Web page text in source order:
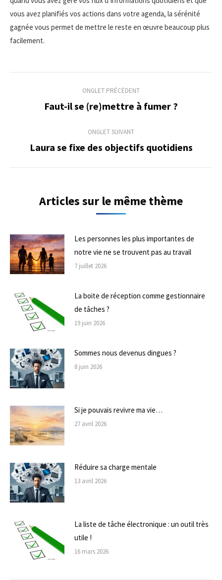
vous avez planifiés vos actions dans votre agenda, la sérénité
gagnée vous permet de mettre le reste en œuvre beaucoup plus
facilement.
commentaire
ONGLET PRÉCÉDENT
Onglet
Faut-il se (re)mettre à fumer ?
ONGLET SUIVANT
Onglet
Laura se fixe des objectifs quotidiens
Articles sur le même thème
Les personnes les plus importantes de
notre vie ne se trouvent pas au travail
7 juillet 2026
La boite de réception comme gestionnaire
de tâches ?
19 juin 2026
Sommes nous devenus dingues ?
8 juin 2026
Si je pouvais revivre ma vie…
27 avril 2026
Réduire sa charge mentale
13 avril 2026
La liste de tâche électronique : un outil très
utile !
16 mars 2026